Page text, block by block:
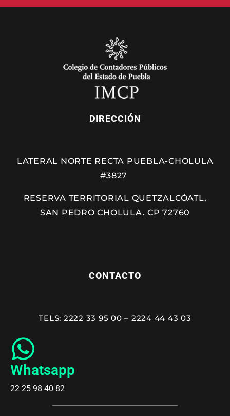
DIRECCIÓN
LATERAL NORTE RECTA PUEBLA-CHOLULA
#3827
RESERVA TERRITORIAL QUETZALCÓATL,
SAN PEDRO CHOLULA. CP 72760
CONTACTO
TELS: 2222 33 95 00 – 2224 44 43 03
Whatsapp
22 25 98 40 82